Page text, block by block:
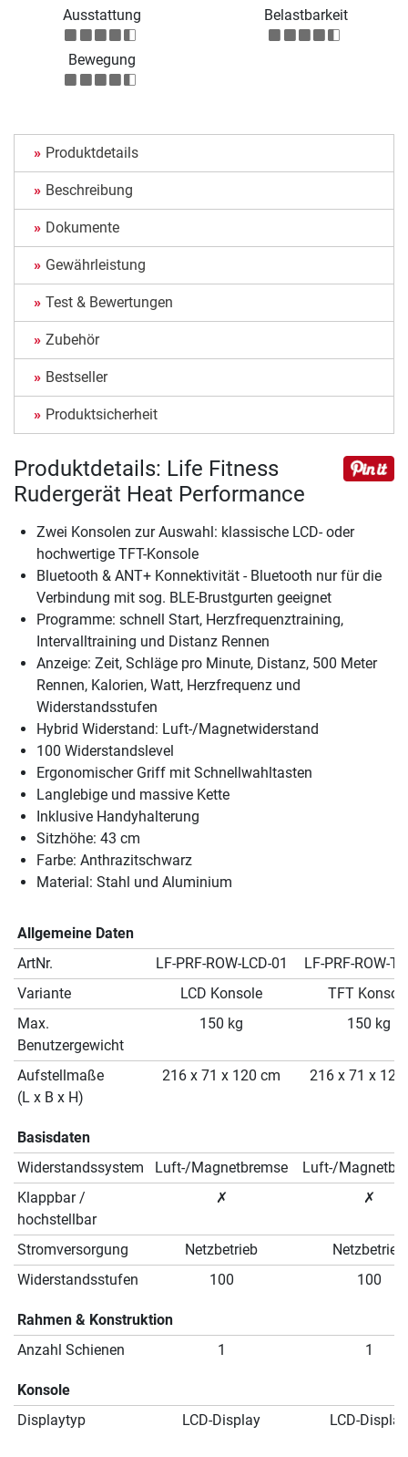
Ausstattung
Belastbarkeit
Bewegung
Produktdetails
Beschreibung
Dokumente
Gewährleistung
Test & Bewertungen
Zubehör
Bestseller
Produktsicherheit
Produktdetails: Life Fitness
Rudergerät Heat Performance
Zwei Konsolen zur Auswahl: klassische LCD- oder
hochwertige TFT-Konsole
Bluetooth & ANT+ Konnektivität - Bluetooth nur für die
Verbindung mit sog. BLE-Brustgurten geeignet
Programme: schnell Start, Herzfrequenztraining,
Intervalltraining und Distanz Rennen
Anzeige: Zeit, Schläge pro Minute, Distanz, 500 Meter
Rennen, Kalorien, Watt, Herzfrequenz und
Widerstandsstufen
Hybrid Widerstand: Luft-/Magnetwiderstand
100 Widerstandslevel
Ergonomischer Griff mit Schnellwahltasten
Langlebige und massive Kette
Inklusive Handyhalterung
Sitzhöhe: 43 cm
Farbe: Anthrazitschwarz
Material: Stahl und Aluminium
Allgemeine Daten
ArtNr.
LF-PRF-ROW-LCD-01
LF-PRF-ROW-
Variante
LCD Konsole
TFT
Max.
Benutzergewicht
150 kg 150 kg
Aufstellmaße
(L x B x H)
216 x 71 x 120 cm 216 x 71 x 120
Basisdaten
Widerstandssystem
Luft-/Magnetbremse
Luft-/
Klappbar /
hochstellbar
✗ ✗
Stromversorgung Netzbetrieb
Netzbetrieb
Widerstandsstufen
100 100
Rahmen & Konstruktion
Anzahl Schienen
1 1
Konsole
Displaytyp
LCD-Display LCD-Display